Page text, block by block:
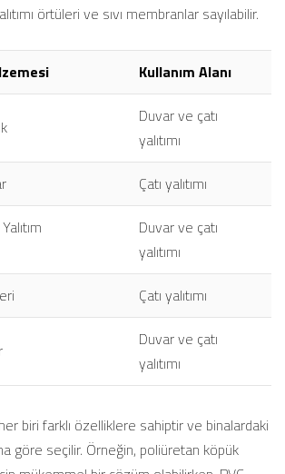
örtüleri ve sıvı membranlar sayılabilir.
Kullanım Alanı
Duvar ve çatı
yalıtımı
Çatı yalıtımı
Duvar ve çatı
yalıtımı
Çatı yalıtımı
Duvar ve çatı
yalıtımı
biri farklı özelliklere sahiptir ve binalardaki
göre seçilir. Örneğin, poliüretan köpük